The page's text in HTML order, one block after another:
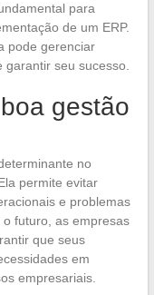
para
de um ERP.
pode gerenciar
garantir seu sucesso.
gestão
no
permite evitar
e problemas
futuro, as empresas
que seus
em
empresariais.